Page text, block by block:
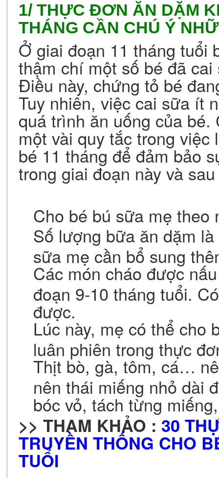
1/ THỰC ĐƠN ĂN DẶM
THÁNG CẦN CHÚ Ý
Ở giai đoạn 11 tháng tuổi
thậm chí một số bé đã
Điều này, chứng tỏ bé
Tuy nhiên, việc cai sữa ít
quá trình ăn uống của
một vài quy tắc trong
bé 11 tháng để đảm bảo
trong giai đoạn này và
Cho bé bú sữa mẹ theo
Số lượng bữa ăn dặm
sữa mẹ cần bổ sung
Các món cháo được
đoạn 9-10 tháng tuổi.
được.
Lúc này, mẹ có thể cho
luân phiên trong thực
Thịt bò, gà, tôm, cá…
nên thái miếng nhỏ dài
bóc vỏ, tách từng
>> THAM KHẢO : 30
TRUYỀN THỐNG CHO
TUỔI